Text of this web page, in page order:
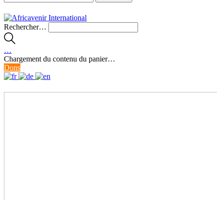
Rechercher…
…
Chargement du contenu du panier…
Dons